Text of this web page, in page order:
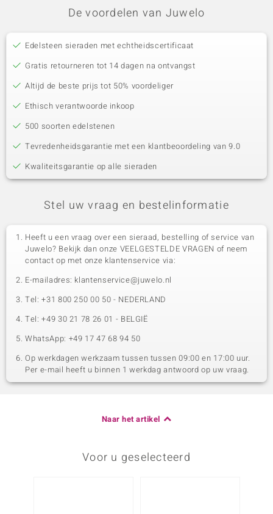
De voordelen van Juwelo
Edelsteen sieraden met echtheidscertificaat
Gratis retourneren tot 14 dagen na ontvangst
Altijd de beste prijs tot 50% voordeliger
Ethisch verantwoorde inkoop
500 soorten edelstenen
Tevredenheidsgarantie met een klantbeoordeling van 9.0
Kwaliteitsgarantie op alle sieraden
Stel uw vraag en bestelinformatie
Heeft u een vraag over een sieraad, bestelling of service van
Juwelo? Bekijk dan onze VEELGESTELDE VRAGEN of neem
contact op met onze klantenservice via:
E-mailadres: klantenservice@juwelo.nl
Tel: +31 800 250 00 50 - NEDERLAND
Tel: +49 30 21 78 26 01 - BELGIË
WhatsApp: +49 17 47 68 94 50
Op werkdagen werkzaam tussen tussen 09:00 en 17:00 uur.
Per e-mail heeft u binnen 1 werkdag antwoord op uw vraag.
Naar het artikel
Voor u geselecteerd